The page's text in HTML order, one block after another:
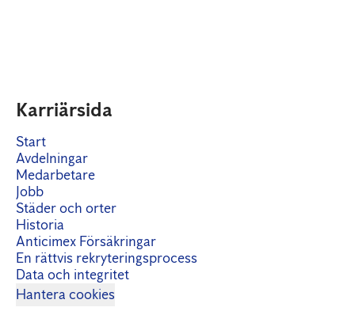
Karriärsida
Start
Avdelningar
Medarbetare
Jobb
Städer och orter
Historia
Anticimex Försäkringar
En rättvis rekryteringsprocess
Data och integritet
Hantera cookies